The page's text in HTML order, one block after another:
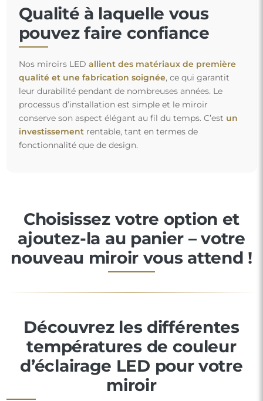
Qualité à laquelle vous
pouvez faire confiance
Nos miroirs LED allient des matériaux de première
qualité et une fabrication soignée, ce qui garantit
leur durabilité pendant de nombreuses années. Le
processus d’installation est simple et le miroir
conserve son aspect élégant au fil du temps. C’est un
investissementrentable, tant en termes de
fonctionnalité que de design.
Choisissez votre option et
ajoutez-la au panier – votre
nouveau miroir vous attend !
Découvrez les différentes
températures de couleur
d’éclairage LED pour votre
miroir